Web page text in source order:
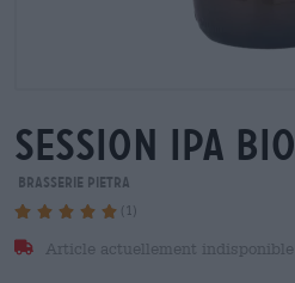
session ipa bio
Brasserie Pietra
(1)
Article actuellement indisponible